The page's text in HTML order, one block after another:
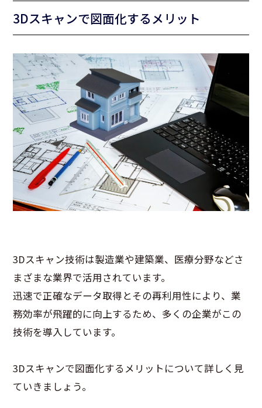
3Dスキャンで図面化するメリット
3Dスキャン技術は製造業や建築業、医療分野などさ
まざまな業界で活用されています。
迅速で正確なデータ取得とその再利用性により、業
務効率が飛躍的に向上するため、多くの企業がこの
技術を導入しています。
3Dスキャンで図面化するメリットについて詳しく見
ていきましょう。